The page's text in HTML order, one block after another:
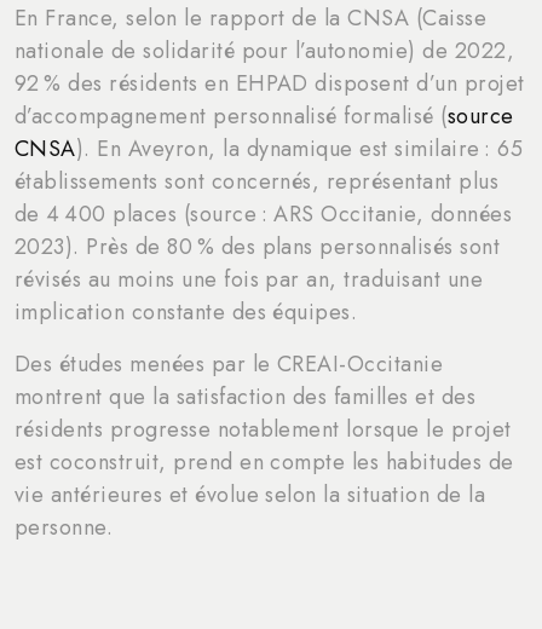
En France, selon le rapport de la CNSA (Caisse
nationale de solidarité pour l’autonomie) de 2022,
92 % des résidents en EHPAD disposent d’un projet
d’accompagnement personnalisé formalisé (source
CNSA). En Aveyron, la dynamique est similaire : 65
établissements sont concernés, représentant plus
de 4 400 places (source : ARS Occitanie, données
2023). Près de 80 % des plans personnalisés sont
révisés au moins une fois par an, traduisant une
implication constante des équipes.
Des études menées par le CREAI-Occitanie
montrent que la satisfaction des familles et des
résidents progresse notablement lorsque le projet
est coconstruit, prend en compte les habitudes de
vie antérieures et évolue selon la situation de la
personne.